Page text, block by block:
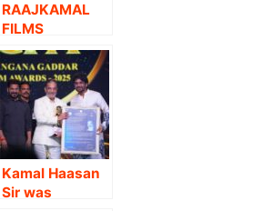
RAAJKAMAL
FILMS
INTERNATIONA
L KAMAL
HAASAN
PRESENTS
ACTOR
SIVAKARTHIKE
YAN IN “SEYON”
!Kamal Haasan
Sir was